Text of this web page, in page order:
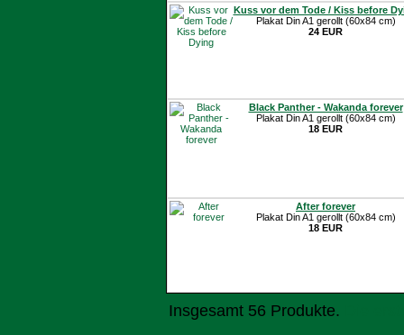
Kuss vor dem Tode / Kiss before
Plakat Din A1 gerollt (60x84 cm)
24 EUR
Black Panther - Wakanda forever
Plakat Din A1 gerollt (60x84 cm)
18 EUR
After forever
Plakat Din A1 gerollt (60x84 cm)
18 EUR
Insgesamt 56 Produkte.